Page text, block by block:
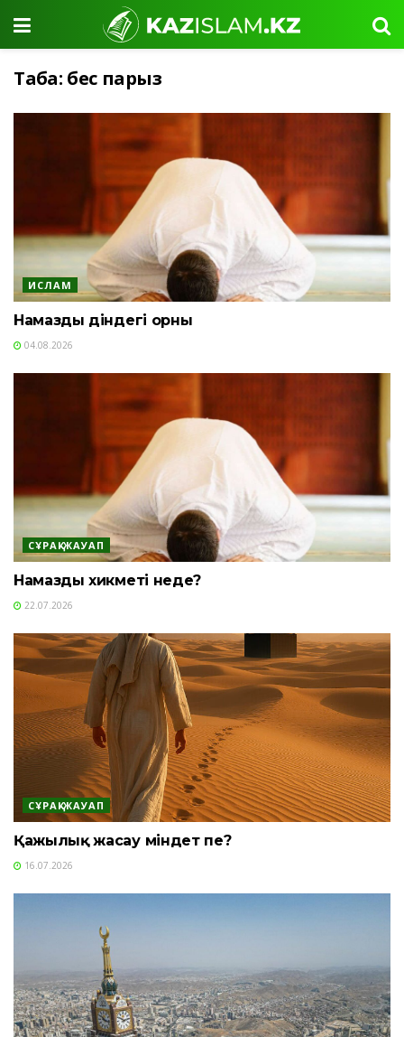
Таңба: бес парыз
ИСЛАМ
Намаздың діндегі орны
04.08.2026
СҰРАҚ-ЖАУАП
Намаздың хикметі неде?
22.07.2026
СҰРАҚ-ЖАУАП
Қажылық жасау міндет пе?
16.07.2026